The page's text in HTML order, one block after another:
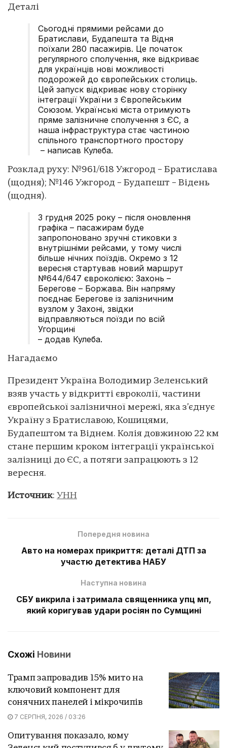
Деталі
Сьогодні прямими рейсами до
Братислави, Будапешта та Відня
поїхали 280 пасажирів. Це початок
регулярного сполучення, яке відкриває
для українців нові можливості
подорожей до європейських столиць.
Цей запуск відкриває нову сторінку
інтеграції України з Європейським
Союзом. Українські міста отримують
пряме залізничне сполучення з ЄС, а
наша інфраструктура стає частиною
спільного транспортного простору
– написав Кулеба.
Розклад руху: №961/618 Ужгород – Братислава
(щодня); №146 Ужгород – Будапешт – Відень
(щодня).
З грудня 2025 року – після оновлення
графіка – пасажирам буде
запропоновано зручні стиковки з
внутрішніми рейсами, у тому числі
більше нічних поїздів. Окремо з 12
вересня стартував новий маршрут
№644/647 євроколією: Захонь –
Берегове – Боржава. Він напряму
поєднає Берегове із залізничним
вузлом у Захоні, звідки
відправляються поїзди по всій
Угорщині
– додав Кулеба.
Нагадаємо
Президент Україна Володимир Зеленський
взяв участь у відкритті євроколії, частини
європейської залізничної мережі, яка з’єднує
Україну з Братиславою, Кошицями,
Будапештом та Віднем. Колія довжиною 22 км
стане першим кроком інтеграції української
залізниці до ЄС, а потяги запрацюють з 12
вересня.
Источник: УНН
Попередня новина
Авто на номерах прикриття: деталі ДТП за
участю детектива НАБУ
Наступна новина
СБУ викрила і затримала священника упц мп,
який коригував удари росіян по Сумщині
Схожі Новини
Трамп запровадив 15% мито на
ключовий компонент для
сонячних панелей і мікрочипів
7 СЕРПНЯ, 2026 / 03:26
Опитування показало, кому